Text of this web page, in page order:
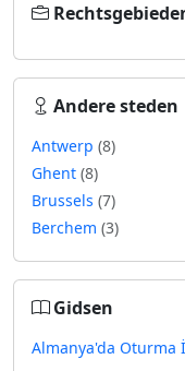
Andere steden
Antwerp (8)
Ghent (8)
Brussels (7)
Berchem (3)
Gidsen
Almanya'da Oturma